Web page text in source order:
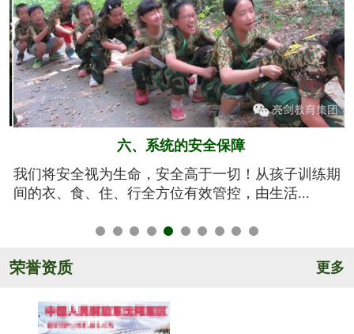
五、规范的军训基地
亮剑军事夏令营的训练基地训练设施设备齐全，军事
氛围浓厚，后勤保障完善，管理规范安全，纪...
荣誉资质 更多